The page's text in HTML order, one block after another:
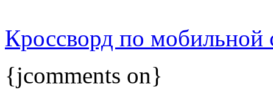
Кроссворд по мобильной
{jcomments on}